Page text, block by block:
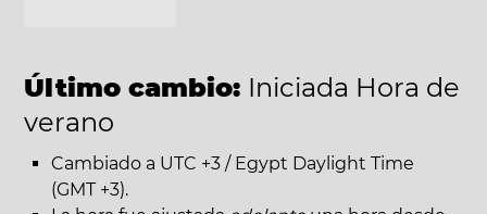
Último cambio: Iniciada Hora de
verano
Cambiado a UTC +3 / Egypt Daylight Time
(GMT +3).